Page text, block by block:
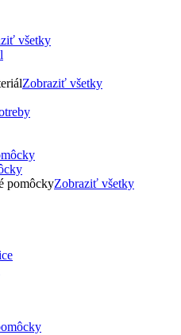
všetky
Zobraziť všetky
pomôckyZobraziť všetky